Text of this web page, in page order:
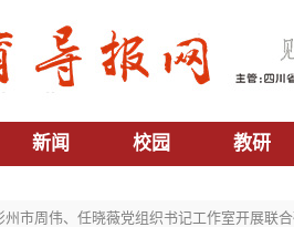
新闻 校园 教研
州市周伟、任晓薇党组织书记工作室开展联